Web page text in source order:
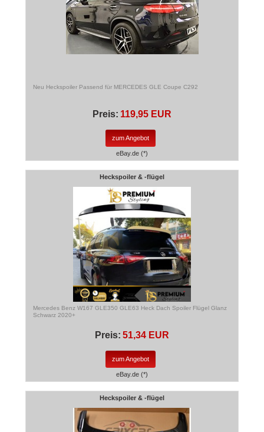
Neu Heckspoiler Passend für MERCEDES GLE Coupe C292
Preis: 119,95 EUR
zum Angebot
eBay.de (*)
Heckspoiler & -flügel
Mercedes Benz W167 GLE350 GLE63 Heck Dach Spoiler Flügel Glanz
Schwarz 2020+
Preis: 51,34 EUR
zum Angebot
eBay.de (*)
Heckspoiler & -flügel